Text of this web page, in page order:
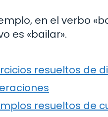
en el verbo
es «bailar».
resueltos de
resueltos de